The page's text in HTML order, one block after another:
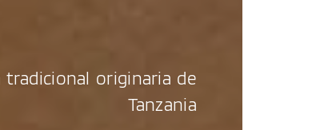
originaria de
Tanzania